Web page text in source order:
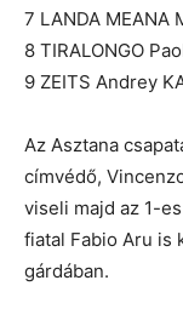
7 LANDA MEANA
8 TIRALONGO
9 ZEITS Andrey
Az Asztana
címvédő,
viseli majd az 1-
fiatal Fabio Aru is
gárdában.